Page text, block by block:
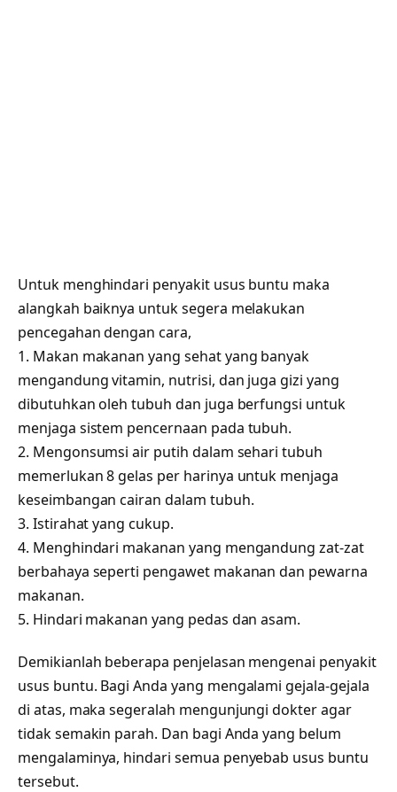
Untuk menghindari penyakit usus buntu maka
alangkah baiknya untuk segera melakukan
pencegahan dengan cara,
1. Makan makanan yang sehat yang banyak
mengandung vitamin, nutrisi, dan juga gizi yang
dibutuhkan oleh tubuh dan juga berfungsi untuk
menjaga sistem pencernaan pada tubuh.
2. Mengonsumsi air putih dalam sehari tubuh
memerlukan 8 gelas per harinya untuk menjaga
keseimbangan cairan dalam tubuh.
3. Istirahat yang cukup.
4. Menghindari makanan yang mengandung zat-zat
berbahaya seperti pengawet makanan dan pewarna
makanan.
5. Hindari makanan yang pedas dan asam.
Demikianlah beberapa penjelasan mengenai penyakit
usus buntu. Bagi Anda yang mengalami gejala-gejala
di atas, maka segeralah mengunjungi dokter agar
tidak semakin parah. Dan bagi Anda yang belum
mengalaminya, hindari semua penyebab usus buntu
tersebut.